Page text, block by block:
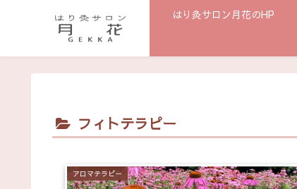
はり灸サロン月花のHP
フィトテラピー
アロマテラピー